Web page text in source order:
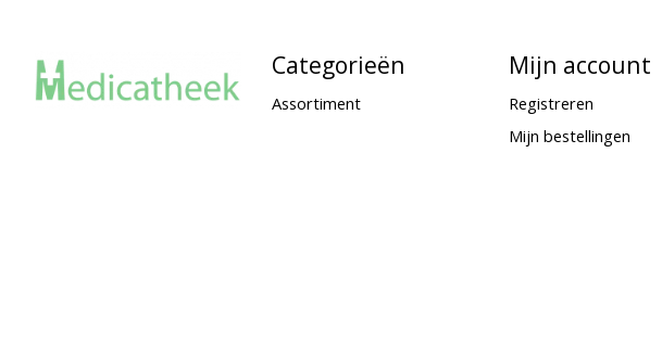
Categorieën
Assortiment
Mijn account
Registreren
Mijn bestellingen